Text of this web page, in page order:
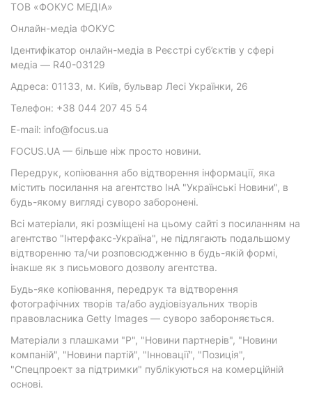
ТОВ «ФОКУС МЕДІА»
Онлайн-медіа ФОКУС
Ідентифікатор онлайн-медіа в Реєстрі суб’єктів у сфері
медіа — R40-03129
Адреса: 01133, м. Київ, бульвар Лесі Українки, 26
Телефон: +38 044 207 45 54
E-mail: info@focus.ua
FOCUS.UA — більше ніж просто новини.
Передрук, копіювання або відтворення інформації, яка
містить посилання на агентство ІнА "Українські Новини", в
будь-якому вигляді суворо заборонені.
Всі матеріали, які розміщені на цьому сайті з посиланням на
агентство "Інтерфакс-Україна", не підлягають подальшому
відтворенню та/чи розповсюдженню в будь-якій формі,
інакше як з письмового дозволу агентства.
Будь-яке копіювання, передрук та відтворення
фотографічних творів та/або аудіовізуальних творів
правовласника Getty Images — суворо забороняється.
Матеріали з плашками "Р", "Новини партнерів", "Новини
компаній", "Новини партій", "Інновації", "Позиція",
"Спецпроект за підтримки" публікуються на комерційній
основі.